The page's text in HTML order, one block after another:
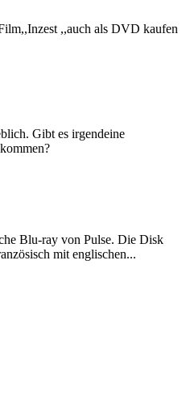
,,auch als DVD kaufen
Gibt es irgendeine
Blu-ray von Pulse. Die Disk
mit englischen...